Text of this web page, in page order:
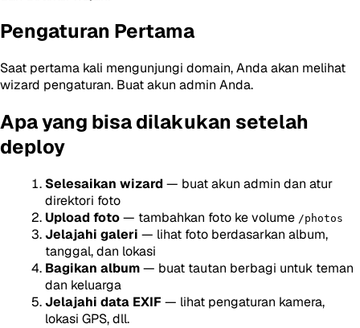
Pengaturan Pertama
Saat pertama kali mengunjungi domain, Anda akan melihat
wizard pengaturan. Buat akun admin Anda.
Apa yang bisa dilakukan setelah
deploy
Selesaikan wizard— buat akun admin dan atur
direktori foto
Upload foto— tambahkan foto ke volume /photos
Jelajahi galeri — lihat foto berdasarkan album,
tanggal, dan lokasi
Bagikan album— buat tautan berbagi untuk teman
dan keluarga
Jelajahi data EXIF — lihat pengaturan kamera,
lokasi GPS, dll.